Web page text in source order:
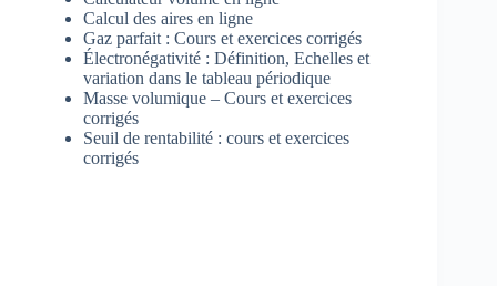
Calcul des aires en ligne
Gaz parfait : Cours et exercices corrigés
Électronégativité : Définition, Echelles et
variation dans le tableau périodique
Masse volumique – Cours et exercices
corrigés
Seuil de rentabilité : cours et exercices
corrigés